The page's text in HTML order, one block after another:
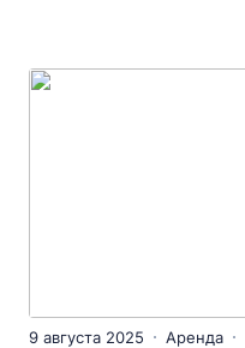
9 августа 2025 Аренда